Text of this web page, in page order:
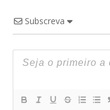
Subscreva